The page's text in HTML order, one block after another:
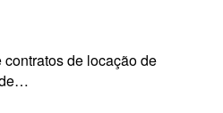
de locação de